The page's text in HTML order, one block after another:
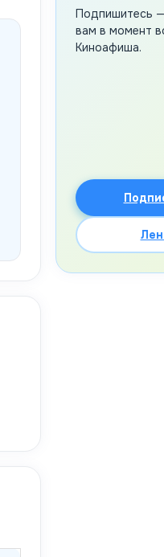
Подпишитесь
вам в момент
Киноафиша.